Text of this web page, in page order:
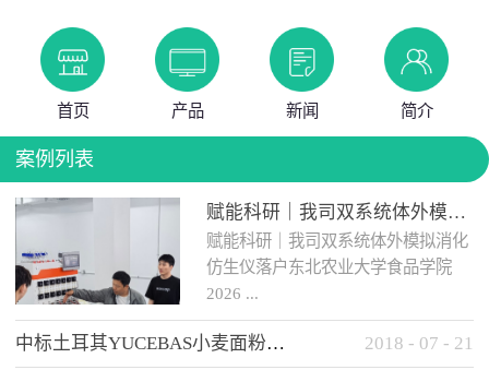
首页 产品 新闻 简介
案例列表
赋能科研｜我司双系统体外模拟消化仿生仪落户东北农业大学食品学院
赋能科研｜我司双系统体外模拟消化
仿生仪落户东北农业大学食品学院
2026 ...
年 5 月 12日，我司自主研发的...
中标土耳其YUCEBAS小麦面粉检测设备 2018 - 07 - 21